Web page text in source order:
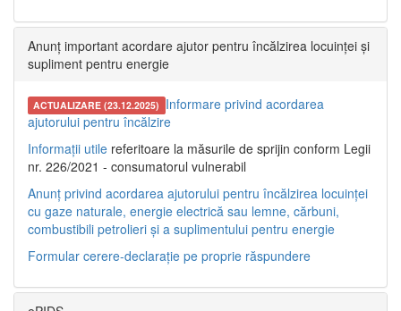
Anunț important acordare ajutor pentru încălzirea locuinței și
supliment pentru energie
ACTUALIZARE (23.12.2025) Informare privind acordarea
ajutorului pentru încălzire
Informații utile referitoare la măsurile de sprijin conform Legii
nr. 226/2021 - consumatorul vulnerabil
Anunț privind acordarea ajutorului pentru încălzirea locuinței
cu gaze naturale, energie electrică sau lemne, cărbuni,
combustibili petrolieri și a suplimentului pentru energie
Formular cerere-declarație pe proprie răspundere